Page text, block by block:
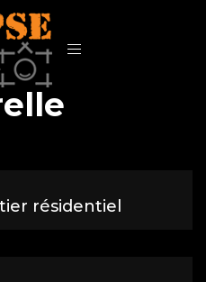
résidentiel